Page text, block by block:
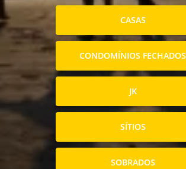
CASAS
CONDOMÍNIOS FECHADOS
JK
SÍTIOS
SOBRADOS